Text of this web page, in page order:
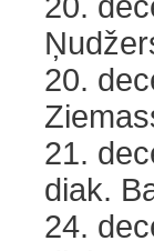
20.
21.
diak.
24.